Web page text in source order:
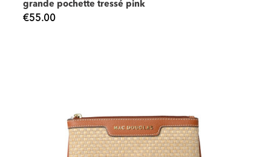
grande pochette tressé pink
€55.00